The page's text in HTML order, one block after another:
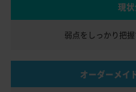
現
弱点をしっかり把握
オーダーメイ